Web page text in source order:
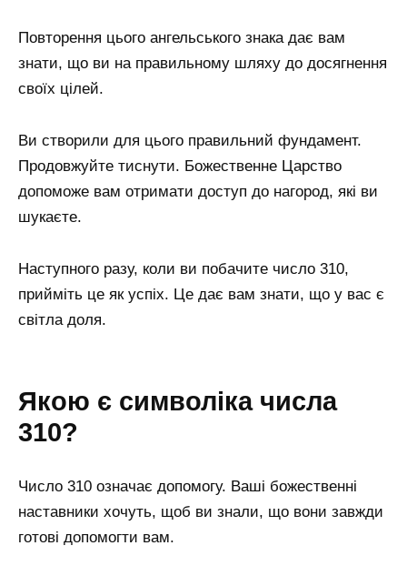
Повторення цього ангельського знака дає вам
знати, що ви на правильному шляху до досягнення
своїх цілей.
Ви створили для цього правильний фундамент.
Продовжуйте тиснути. Божественне Царство
допоможе вам отримати доступ до нагород, які ви
шукаєте.
Наступного разу, коли ви побачите число 310,
прийміть це як успіх. Це дає вам знати, що у вас є
світла доля.
Якою є символіка числа
310?
Число 310 означає допомогу. Ваші божественні
наставники хочуть, щоб ви знали, що вони завжди
готові допомогти вам.